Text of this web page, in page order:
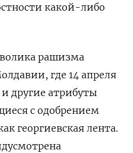
какой-либо
рашизма
где 14 апреля
другие атрибуты
с одобрением
георгиевская лента.